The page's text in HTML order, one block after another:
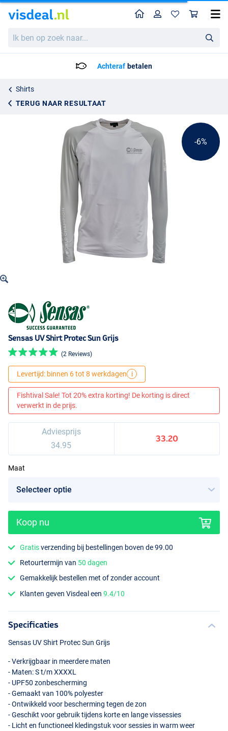
ben
HomeProfiel
Achteraf betalen
Shirts
TERUG NAAR RESULTAAT
Sensas UV Shirt Protec Sun Grijs
34.95
-6%
Sensas UV Shirt Protec Sun Grijs
(2 Reviews)
Levertijd: binnen 6 tot 8 werkdagen i
Fishtival Sale! Tot 20% extra korting! De korting is direct
verwerkt in de prijs.
Adviesprijs
34.95
33.20
Maat
Koop nu
Gratisverzending bij bestellingen boven de 99.00
Retourtermijn van 50 dagen
Gemakkelijk bestellen met of zonder account
Klanten geven Visdeal een9.4/10
Specificaties
Sensas UV Shirt Protec Sun Grijs
- Verkrijgbaar in meerdere maten
- Maten: S t/mXXXXL
- UPF50 zonbescherming
- Gemaakt van 100% polyester
- Ontwikkeld voor bescherming tegen de zon
- Geschikt voor gebruik tijdens korte en lange vissessies
- Licht en functioneel kledingstuk voor sessies in warm weer